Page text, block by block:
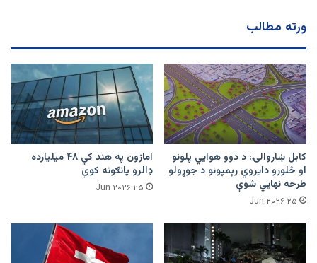
ورته مطالب
کابل ښاروالۍ: د دوو هوايي پلونو
او څلورو دایروي رېمپونو د جوړولو
طرحه نهایي شوې
۲۵ Jun ۲۰۲۶
امازون په هند کې ۴۸ میلیارده
ډالرو پانګونه کوي
۲۵ Jun ۲۰۲۶